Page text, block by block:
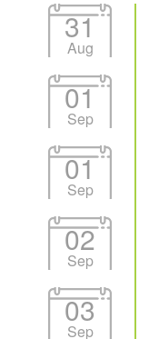
31
Aug
01
Sep
01
Sep
02
Sep
03
Sep